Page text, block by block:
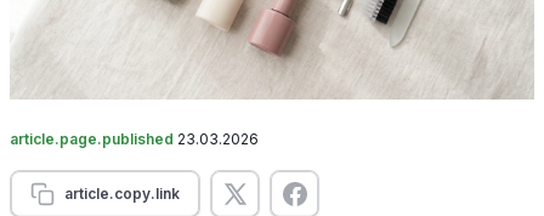
article.page.published 23.03.2026
article.copy.link